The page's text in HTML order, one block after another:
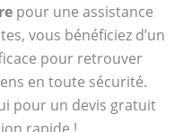
pour une assistance
vous bénéficiez d’un
pour retrouver
en toute sécurité.
pour un devis gratuit